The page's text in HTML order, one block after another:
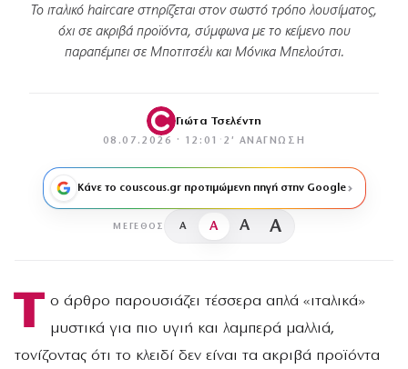
Το ιταλικό haircare στηρίζεται στον σωστό τρόπο λουσίματος,
όχι σε ακριβά προϊόντα, σύμφωνα με το κείμενο που
παραπέμπει σε Μποτιτσέλι και Μόνικα Μπελούτσι.
Γιώτα Τσελέντη
08.07.2026 · 12:01 · 2′ ΑΝΆΓΝΩΣΗ
Κάνε το couscous.gr προτιμώμενη πηγή στην Google
ΜΈΓΕΘΟΣ A A A A
Τ ο άρθρο παρουσιάζει τέσσερα απλά «ιταλικά»
μυστικά για πιο υγιή και λαμπερά μαλλιά,
τονίζοντας ότι το κλειδί δεν είναι τα ακριβά προϊόντα